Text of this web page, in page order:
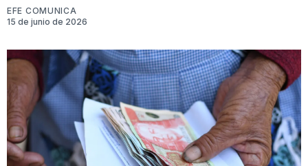
EFE COMUNICA
15 de junio de 2026